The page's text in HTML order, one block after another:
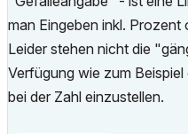
man Eingeben inkl. Prozent
Leider stehen nicht die
Verfügung wie zum
bei der Zahl einzustellen.